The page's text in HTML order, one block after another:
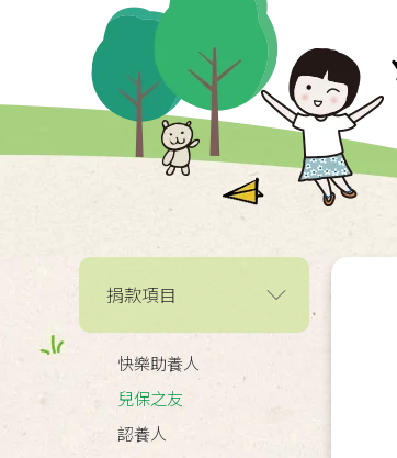
捐款項目
快樂助養人
兒保之友
認養人